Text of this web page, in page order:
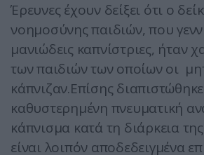
Έρευνες έχουν δείξει ότι ο
νοημοσύνης παιδιών, που
μανιώδεις καπνίστριες, ήταν
των παιδιών των οποίων οι
κάπνιζαν.Επίσης διαπιστώθηκε
καθυστερημένη πνευματική
κάπνισμα κατά τη διάρκεια
είναι λοιπόν αποδεδειγμένα